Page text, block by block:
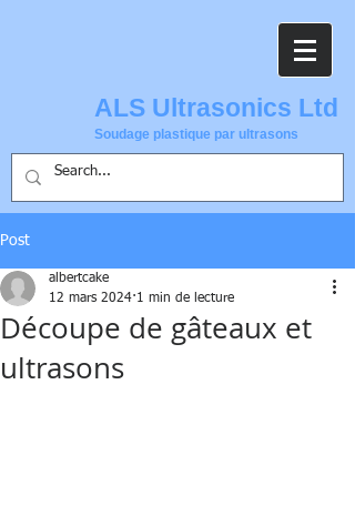
ALS Ultrasonics Ltd
Soudage plastique par ultrasons
Post
Découpe de gâteaux et
ultrasons
albertcake
12 mars 2024 1 min de lecture